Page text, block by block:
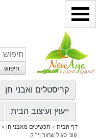
דילוג
לתוכן
חיפוש
עבור:
חיפוש
קריסטלים ואבני חן
ייעוץ ועיצוב הבית
דף הבית» תכשיטים מאבני חן »
גווני סגול שחור וירוק